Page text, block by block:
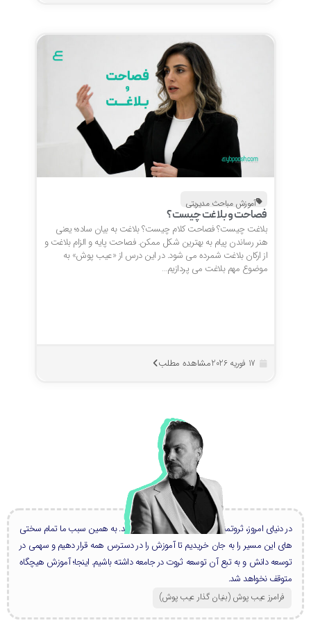
آموزش مباحث مدیریتی
فصاحت و بلاغت چیست؟
بلاغت چیست؟ فصاحت کلام چیست؟ بلاغت به بیان ساده؛ یعنی
هنر رساندن پیام به بهترین شکل ممکن. فصاحت پایه و الزام بلاغت و
از ارکان بلاغت شمرده می شود. در این درس از «عیب پوش» به
موضوع مهم بلاغت می پردازیم…
مشاهده مطلب
در دنیای امروز، ثروتمندان بزرگ، همه دانشمند هستند. به همین سبب ما تمام سختی
های این مسیر را به جان خریدیم تا آموزش را در دسترس همه قرار دهیم و سهمی در
توسعه دانش و به تبع آن توسعه ثروت در جامعه داشته باشیم. اینجا؛ آموزش هیچگاه
متوقف نخواهد شد.
فرامرز عیب پوش (بنیان گذار عیب پوش​)